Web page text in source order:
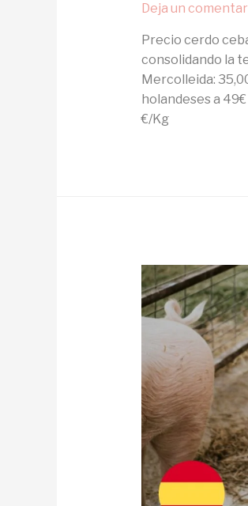
Deja un
Precio cerdo
consolidando la
Mercolleida:
holandeses a
€/Kg